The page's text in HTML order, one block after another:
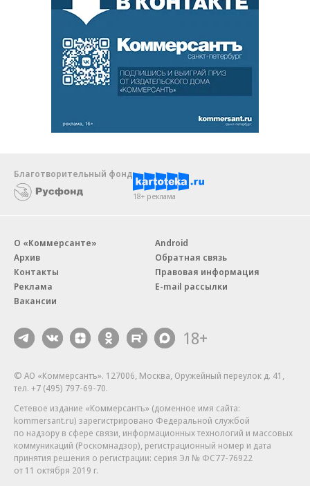
Благотворительный фонд
18+ реклама
О «Коммерсанте»
Архив
Контакты
Реклама
Вакансии
Android
Обратная связь
Правовая информация
E-mail рассылки
18+
© АО «Коммерсантъ». 127006, Москва, Оружейный переулок д. 41,
тел. +7 (495) 797-69-70.
Сетевое издание «Коммерсантъ» (доменное имя сайта:
kommersant.ru) зарегистрировано Федеральной службой
по надзору в сфере связи, информационных технологий и массовых
коммуникаций (Роскомнадзор), регистрационный номер и дата
принятия решения о регистрации: серия Эл № ФС77-76922
от 11 октября 2019 г.